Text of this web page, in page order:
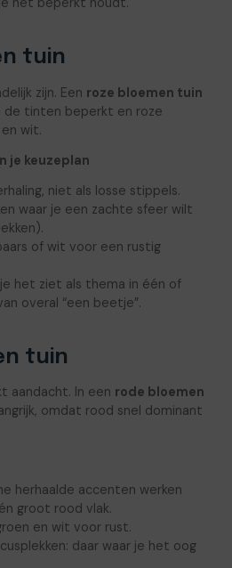
tuin
zijn. Een roze bloemen tuin
tinten beperkt en roze
wit.
je keuzeplan
niet als losse stippels.
waar je een zachte sfeer wilt
of wit voor een rustig
het ziet als thema in één of
overal “een beetje”.
tuin
aandacht. In een rode bloemen
omdat rood snel dominant
herhaalde accenten werken
groot rood vlak.
en wit voor rust.
daar waar je het oog